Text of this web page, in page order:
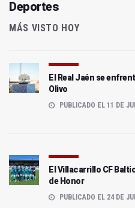
Deportes
MÁS VISTO HOY
El Real Jaén se
Olivo
PUBLICADO EL 11 DE
El Villacarrillo CF
de Honor
PUBLICADO EL 24 DE